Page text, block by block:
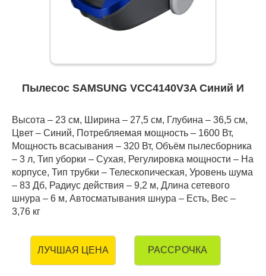
Пылесос SAMSUNG VCC4140V3A Синий И
Высота – 23 см, Ширина – 27,5 см, Глубина – 36,5 см,
Цвет – Синий, Потребляемая мощность – 1600 Вт,
Мощность всасывания – 320 Вт, Объём пылесборника
– 3 л, Тип уборки – Сухая, Регулировка мощности – На
корпусе, Тип трубки – Телескопическая, Уровень шума
– 83 Дб, Радиус действия – 9,2 м, Длина сетевого
шнура – 6 м, Автосматывания шнура – Есть, Вес –
3,76 кг
ЛУЧШАЯ ЦЕНА РАССРОЧКА